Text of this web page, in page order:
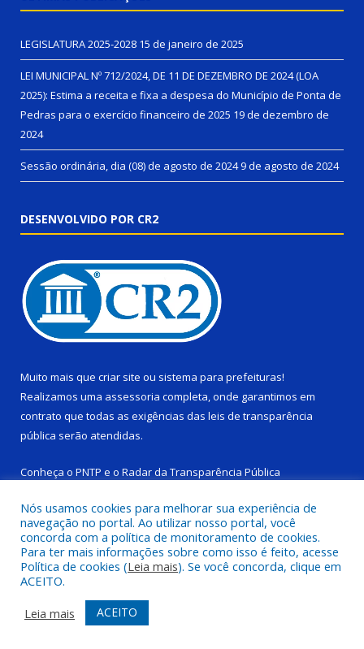
LEGISLATURA 2025-2028 15 de janeiro de 2025
LEI MUNICIPAL Nº 712/2024, DE 11 DE DEZEMBRO DE 2024 (LOA
2025): Estima a receita e fixa a despesa do Município de Ponta de
Pedras para o exercício financeiro de 2025 19 de dezembro de
2024
Sessão ordinária, dia (08) de agosto de 20249 de agosto de 2024
DESENVOLVIDO POR CR2
Muito mais que criar site ou sistema para prefeituras!
Realizamos uma assessoria completa, onde garantimos em
contrato que todas as exigências das leis de transparência
pública serão atendidas.
Conheça o PNTP e o Radar da Transparência Pública
Todos os direitos reservados a Câmara Municipal de Ponta de
Pedras.
Mapa do Site
Acessar Área Administrativa
Acessar Webmail
Nós usamos cookies para melhorar sua experiência de
navegação no portal. Ao utilizar nosso portal, você
concorda com a política de monitoramento de cookies.
Para ter mais informações sobre como isso é feito, acesse
Política de cookies (Leia mais). Se você concorda, clique em
ACEITO.
Leia mais
ACEITO